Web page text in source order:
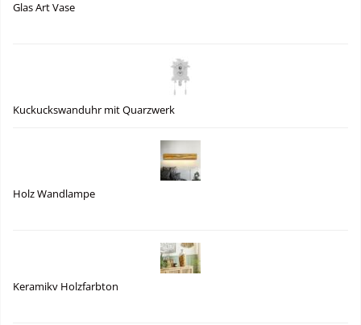
Glas Art Vase
Kuckuckswanduhr mit Quarzwerk
Holz Wandlampe
Keramikv Holzfarbton